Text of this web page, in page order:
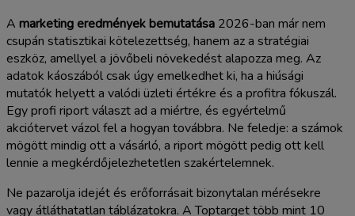
A marketing eredmények bemutatása 2026-ban már nem
csupán statisztikai kötelezettség, hanem az a stratégiai
eszköz, amellyel a jövőbeli növekedést alapozza meg. Az
adatok káoszából csak úgy emelkedhet ki, ha a hiúsági
mutatók helyett a valódi üzleti értékre és a profitra fókuszál.
Egy profi riport választ ad a miértre, és egyértelmű
akciótervet vázol fel a hogyan továbbra. Ne feledje: a számok
mögött mindig ott a vásárló, a riport mögött pedig ott kell
lennie a megkérdőjelezhetetlen szakértelemnek.
Ne pazarolja idejét és erőforrásait bizonytalan mérésekre
vagy átláthatatlan táblázatokra. A Toptarget több mint 10